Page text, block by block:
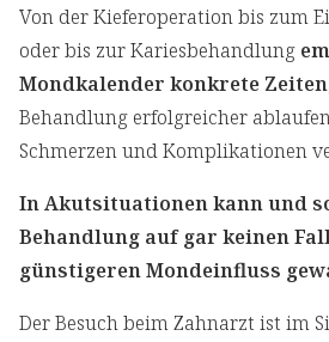
Von der Kieferoperation bis zum
oder bis zur Kariesbehandlung
Mondkalender konkrete Zeiten
Behandlung erfolgreicher
Schmerzen und Komplikationen
In Akutsituationen kann und
Behandlung auf gar keinen
günstigeren Mondeinfluss
Der Besuch beim Zahnarzt ist im